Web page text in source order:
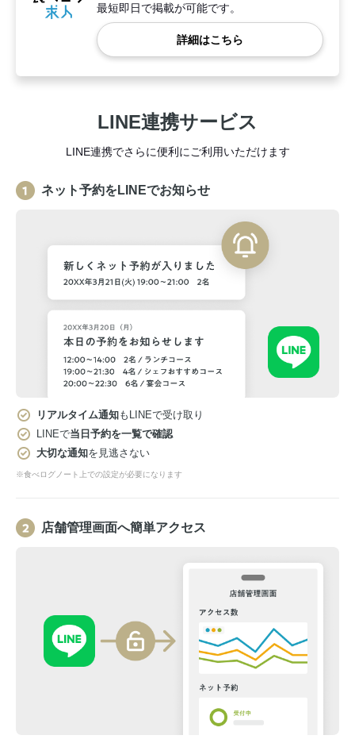
最短即日で掲載が可能です。
詳細はこちら
LINE連携サービス
LINE連携でさらに便利にご利用いただけます
ネット予約をLINEでお知らせ
リアルタイム通知もLINEで受け取り
LINEで当日予約を一覧で確認
大切な通知を見逃さない
※食べログノート上での設定が必要になります
店舗管理画面へ簡単アクセス